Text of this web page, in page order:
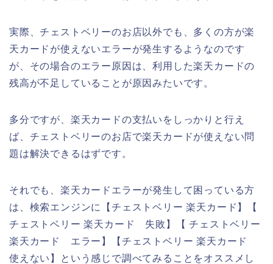
実際、チェストベリーのお店以外でも、多くの方が楽
天カードが使えないエラーが発生するようなのです
が、その場合のエラー原因は、利用した楽天カードの
残高が不足していることが原因みたいです。
多分ですが、楽天カードの支払いをしっかりと行え
ば、チェストベリーのお店で楽天カードが使えない問
題は解決できるはずです。
それでも、楽天カードエラーが発生して困っている方
は、検索エンジンに【チェストベリー 楽天カード】【
チェストベリー 楽天カード 失敗】【 チェストベリー
楽天カード エラー】【チェストベリー 楽天カード
使えない】という感じで調べてみることをオススメし